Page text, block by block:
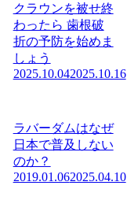
クラウンを被せ終
わったら 歯根破
折の予防を始めま
しょう
2025.10.042025.10.16
ラバーダムはなぜ
日本で普及しない
のか？
2019.01.062025.04.10